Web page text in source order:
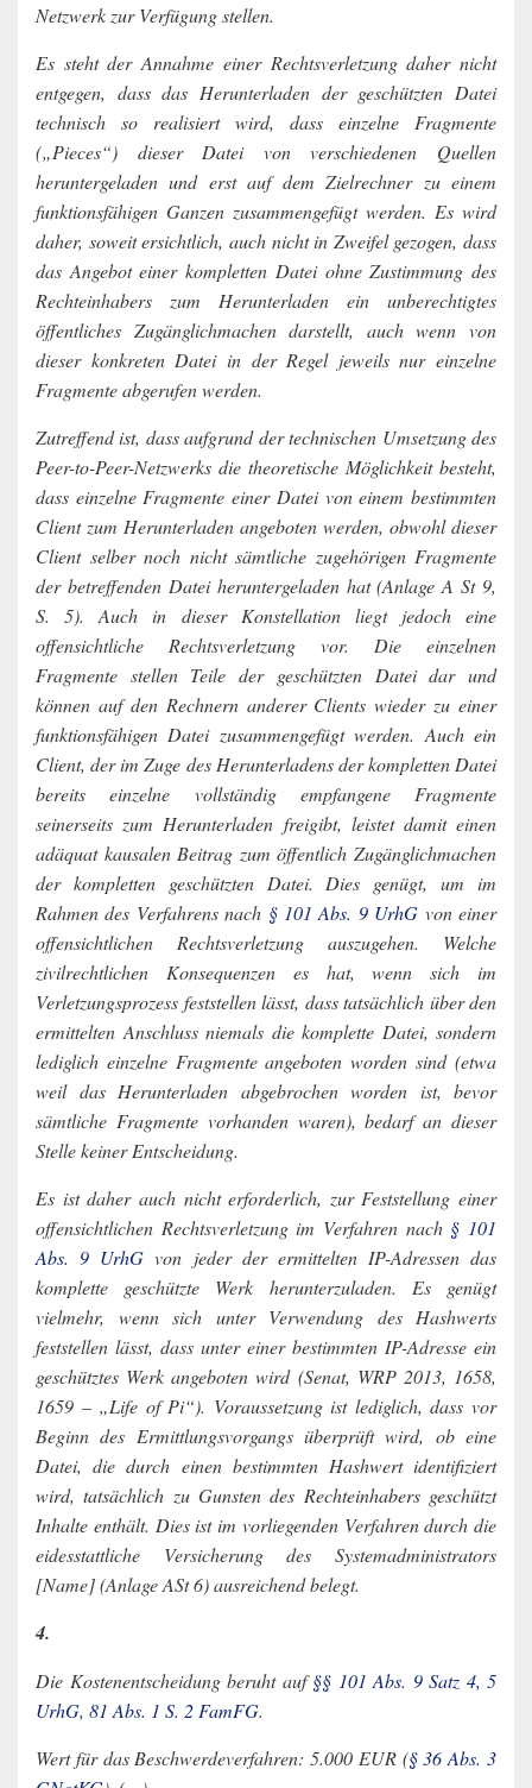
Netzwerk zur Verfügung stellen.
Es steht der Annahme einer Rechtsverletzung daher nicht
entgegen, dass das Herunterladen der geschützten Datei
technisch so realisiert wird, dass einzelne Fragmente
(„Pieces“) dieser Datei von verschiedenen Quellen
heruntergeladen und erst auf dem Zielrechner zu einem
funktionsfähigen Ganzen zusammengefügt werden. Es wird
daher, soweit ersichtlich, auch nicht in Zweifel gezogen, dass
das Angebot einer kompletten Datei ohne Zustimmung des
Rechteinhabers zum Herunterladen ein unberechtigtes
öffentliches Zugänglichmachen darstellt, auch wenn von
dieser konkreten Datei in der Regel jeweils nur einzelne
Fragmente abgerufen werden.
Zutreffend ist, dass aufgrund der technischen Umsetzung des
Peer-to-Peer-Netzwerks die theoretische Möglichkeit besteht,
dass einzelne Fragmente einer Datei von einem bestimmten
Client zum Herunterladen angeboten werden, obwohl dieser
Client selber noch nicht sämtliche zugehörigen Fragmente
der betreffenden Datei heruntergeladen hat (Anlage A St 9,
S. 5). Auch in dieser Konstellation liegt jedoch eine
offensichtliche Rechtsverletzung vor. Die einzelnen
Fragmente stellen Teile der geschützten Datei dar und
können auf den Rechnern anderer Clients wieder zu einer
funktionsfähigen Datei zusammengefügt werden. Auch ein
Client, der im Zuge des Herunterladens der kompletten Datei
bereits einzelne vollständig empfangene Fragmente
seinerseits zum Herunterladen freigibt, leistet damit einen
adäquat kausalen Beitrag zum öffentlich Zugänglichmachen
der kompletten geschützten Datei. Dies genügt, um im
Rahmen des Verfahrens nach § 101 Abs. 9 UrhG von einer
offensichtlichen Rechtsverletzung auszugehen. Welche
zivilrechtlichen Konsequenzen es hat, wenn sich im
Verletzungsprozess feststellen lässt, dass tatsächlich über den
ermittelten Anschluss niemals die komplette Datei, sondern
lediglich einzelne Fragmente angeboten worden sind (etwa
weil das Herunterladen abgebrochen worden ist, bevor
sämtliche Fragmente vorhanden waren), bedarf an dieser
Stelle keiner Entscheidung.
Es ist daher auch nicht erforderlich, zur Feststellung einer
offensichtlichen Rechtsverletzung im Verfahren nach § 101
Abs. 9 UrhG von jeder der ermittelten IP-Adressen das
komplette geschützte Werk herunterzuladen. Es genügt
vielmehr, wenn sich unter Verwendung des Hashwerts
feststellen lässt, dass unter einer bestimmten IP-Adresse ein
geschütztes Werk angeboten wird (Senat, WRP 2013, 1658,
1659 – „Life of Pi“). Voraussetzung ist lediglich, dass vor
Beginn des Ermittlungsvorgangs überprüft wird, ob eine
Datei, die durch einen bestimmten Hashwert identifiziert
wird, tatsächlich zu Gunsten des Rechteinhabers geschützt
Inhalte enthält. Dies ist im vorliegenden Verfahren durch die
eidesstattliche Versicherung des Systemadministrators
[Name] (Anlage ASt 6) ausreichend belegt.
4.
Die Kostenentscheidung beruht auf§§ 101 Abs. 9 Satz 4, 5
UrhG, 81 Abs. 1 S. 2 FamFG.
Wert für das Beschwerdeverfahren: 5.000 EUR (§ 36 Abs. 3